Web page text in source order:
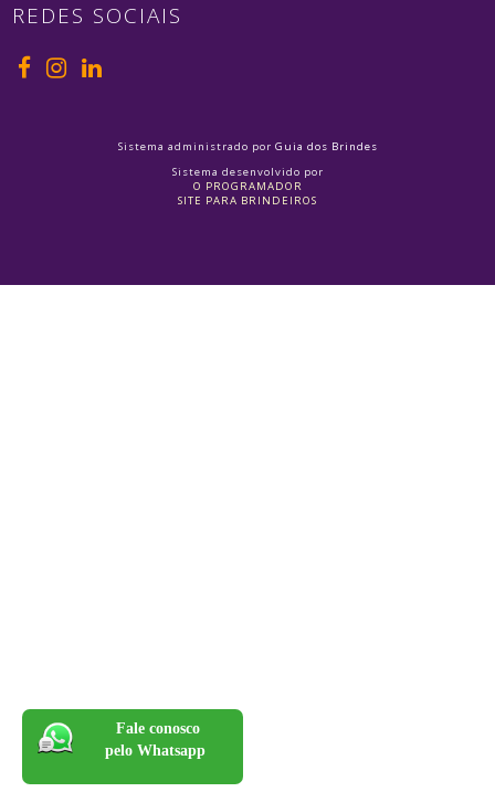
REDES SOCIAIS
Sistema administrado por Guia dos Brindes
Sistema desenvolvido por
O PROGRAMADOR
SITE PARA BRINDEIROS
Fale conosco
pelo Whatsapp